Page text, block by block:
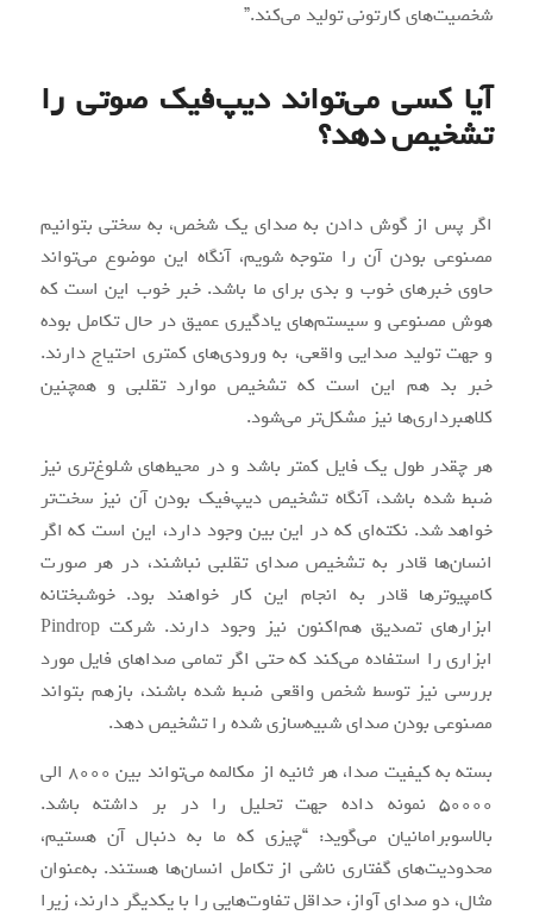
شخصیت‌های کارتونی تولید می‌کند.”
آیا کسی می‌تواند دیپ‌فیک صوتی را
تشخیص دهد؟
اگر پس از گوش دادن به صدای یک شخص، به سختی بتوانیم
مصنوعی بودن آن را متوجه شویم، آنگاه این موضوع می‌تواند
حاوی خبرهای خوب و بدی برای ما باشد. خبر خوب این است که
هوش مصنوعی و سیستم‌های یادگیری عمیق در حال تکامل بوده
و جهت تولید صدایی واقعی، به ورودی‌های کمتری احتیاج دارند.
خبر بد هم این است که تشخیص موارد تقلبی و همچنین
کلاهبرداری‌ها نیز مشکل‌تر می‌شود.
هر چقدر طول یک فایل کمتر باشد و در محیط‌های شلوغ‌تری نیز
ضبط شده باشد، آنگاه تشخیص دیپ‌فیک بودن آن نیز سخت‌تر
خواهد شد. نکته‌ای که در این بین وجود دارد، این است که اگر
انسان‌ها قادر به تشخیص صدای تقلبی نباشند، در هر صورت
کامپیوترها قادر به انجام این کار خواهند بود. خوشبختانه
ابزارهای تصدیق هم‌اکنون نیز وجود دارند. شرکت Pindrop
ابزاری را استفاده می‌کند که حتی اگر تمامی صداهای فایل مورد
بررسی نیز توسط شخص واقعی ضبط شده باشند، بازهم بتواند
مصنوعی بودن صدای شبیه‌سازی شده را تشخیص دهد.
بسته به کیفیت صدا، هر ثانیه از مکالمه می‌تواند بین 8000 الی
50000 نمونه داده جهت تحلیل را در بر داشته باشد.
بالاسوبرامانیان می‌گوید: “چیزی که ما به دنبال آن هستیم،
محدودیت‌های گفتاری ناشی از تکامل انسان‌ها هستند. به‌عنوان
مثال، دو صدای آواز، حداقل تفاوت‌هایی را با یکدیگر دارند، زیرا